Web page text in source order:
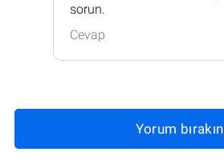
sorun.
Cevap
Yorum bırakın